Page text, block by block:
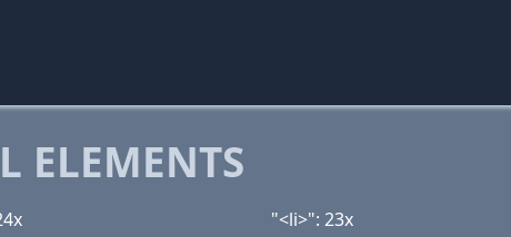
ELEMENTS
"<li>": 23x